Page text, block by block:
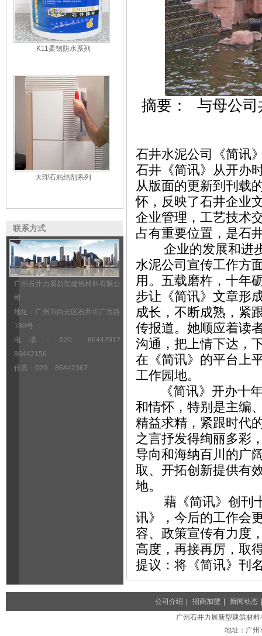
K11柔韧防水系列
大理石粘结剂系列
联系方式
广州石井力展新型建筑材料有限公
司
地址：广州市白云区石井街广海路
180号
电话：020 86442917
86442156
传真：020 86442367
摘要： 与母公司
石井水泥公司《简讯
石井《简讯》从开办
从版面的更新到刊载
怀，反映了石井企业
企业管理，工艺技术
占有重要位置，是石
企业的发展和进步
水泥公司宣传工作方
用。五载磨杵，十年
步让《简讯》文章形
成长，不断成熟，紧
传报道。她顺应着读
沟通，把上情下达，
在《简讯》的平台上
工作园地。
《简讯》开办十年
和情怀，特别是主编
精益求精，紧跟时代
之言抒发得绚丽多彩
导向和海纳百川的广
取、开拓创新提供有
地。
藉《简讯》创刊十
讯》，今后的工作会
容、政策宣传有力度
高度，再接再厉，取
提议：将《简讯》刊
公司介绍 招商加盟 新闻动态
广州石井力展新型建筑材
地址：广州